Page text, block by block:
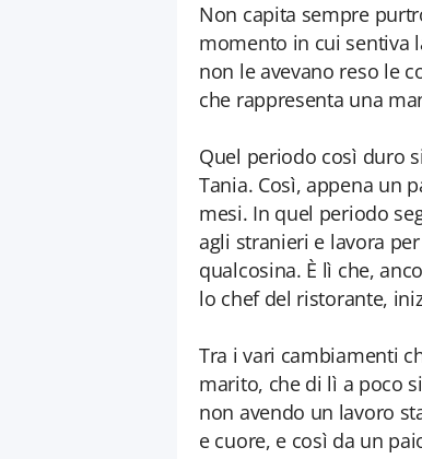
Non capita sempre
momento in cui sentiva
non le avevano reso le
che rappresenta una
Quel periodo così duro
Tania. Così, appena un
mesi. In quel periodo
agli stranieri e lavora
qualcosina. È lì che,
lo chef del ristorante,
Tra i vari cambiamenti
marito, che di lì a poco
non avendo un lavoro
e cuore, e così da un